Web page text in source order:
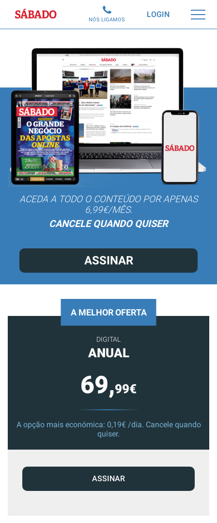
Sábado LOGIN
NÓS LIGAMOS
ACEDA A TODO O CONTEÚDO POR APENAS
6,99€/MÊS.
CANCELE QUANDO QUISER
ASSINAR
A MELHOR OFERTA
DIGITAL
ANUAL
69,99€
A opção mais económica: 0,19€ /dia. Cancele quando
quiser.
ASSINAR